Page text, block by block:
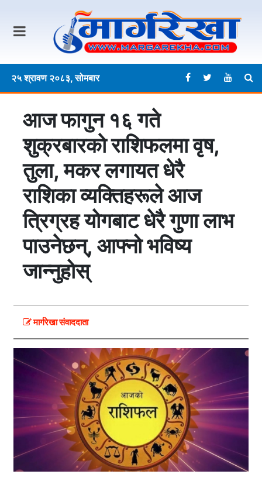
२५ श्रावण २०८३, सोमबार
आज फागुन १६ गते
शुक्रबारकाे राशिफलमा वृष,
तुला, मकर लगायत धेरै
राशिका व्यक्तिहरूले आज
त्रिग्रह योगबाट धेरै गुणा लाभ
पाउनेछन्, आफ्नो भविष्य
जान्नुहोस्
मार्गरेखा संवाददाता